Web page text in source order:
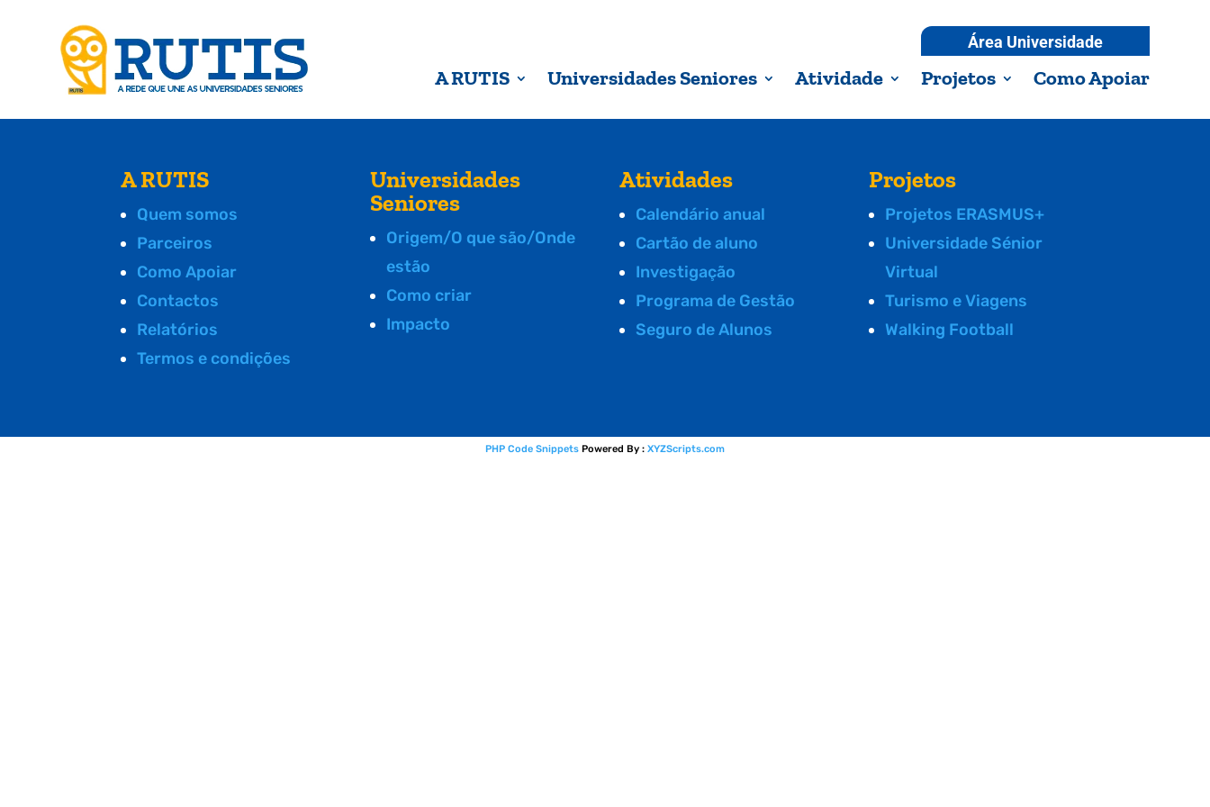
Área Universidade
A RUTIS Universidades Seniores Atividade Projetos Como Apoiar
A RUTIS
Quem somos
Parceiros
Como Apoiar
Contactos
Relatórios
Termos e condições
Universidades
Seniores
Origem/O que são/Onde
estão
Como criar
Impacto
Atividades
Calendário anual
Cartão de aluno
Investigação
Programa de Gestão
Seguro de Alunos
Projetos
Projetos ERASMUS+
Universidade Sénior
Virtual
Turismo e Viagens
Walking Football
PHP Code Snippets Powered By : XYZScripts.com